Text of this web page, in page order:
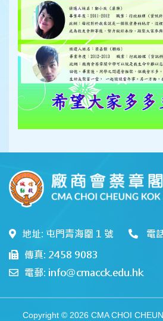
地址: 屯門青海圍 1 號
電
傳真: 2458 9083
電郵: info@cmacck.edu.hk
Copyright © 2026 CMA CHOI